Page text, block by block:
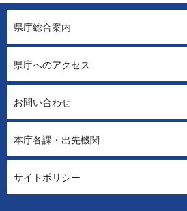
県庁総合案内
県庁へのアクセス
お問い合わせ
本庁各課・出先機関
サイトポリシー